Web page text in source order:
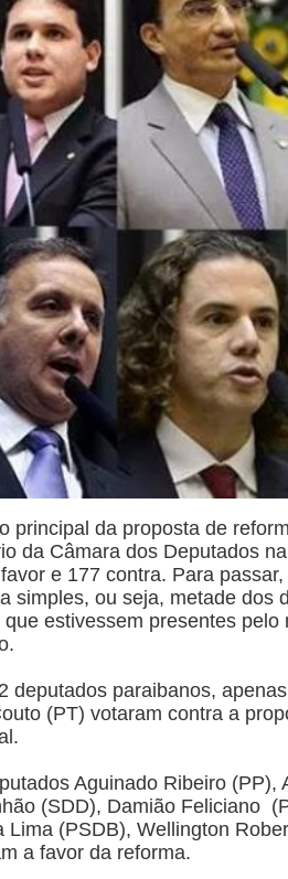
principal da proposta de
da Câmara dos Deputados
e 177 contra. Para
simples, ou seja, metade dos
que estivessem presentes
deputados paraibanos,
(PT) votaram contra a
Aguinado Ribeiro (PP),
(SDD), Damião Feliciano
Lima (PSDB), Wellington
a favor da reforma.